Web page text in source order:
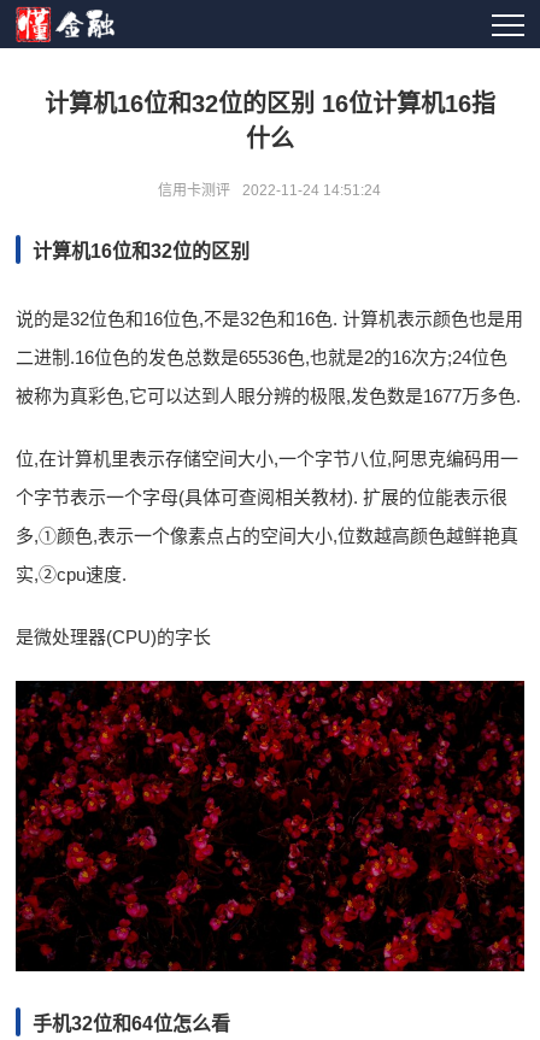
计算机16位和32位的区别 16位计算机16指
什么
信用卡测评 2022-11-24 14:51:24
计算机16位和32位的区别
说的是32位色和16位色,不是32色和16色. 计算机表示颜色也是用
二进制.16位色的发色总数是65536色,也就是2的16次方;24位色
被称为真彩色,它可以达到人眼分辨的极限,发色数是1677万多色.
位,在计算机里表示存储空间大小,一个字节八位,阿思克编码用一
个字节表示一个字母(具体可查阅相关教材). 扩展的位能表示很
多,①颜色,表示一个像素点占的空间大小,位数越高颜色越鲜艳真
实,②cpu速度.
是微处理器(CPU)的字长
手机32位和64位怎么看